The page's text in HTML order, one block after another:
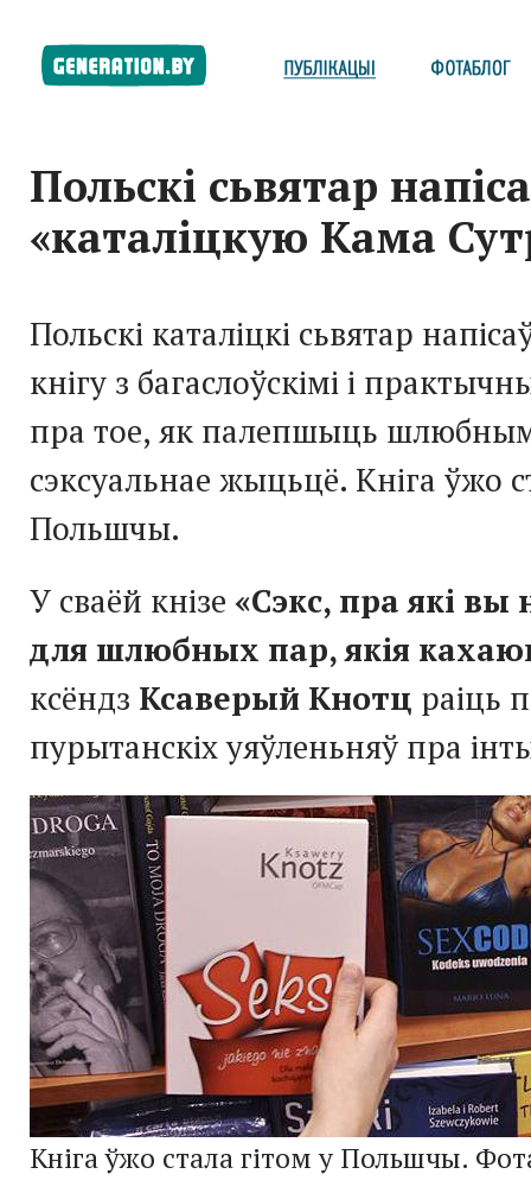
Польскі сьвятар
«каталіцкую Кама
Польскі каталіцкі сьвятар
кнігу з багаслоўскімі і
пра тое, як палепшыць
сэксуальнае жыцьцё. Кніга ўжо
Польшчы.
У сваёй кнізе «Сэкс, пра які вы
для шлюбных пар, якія
ксёндз Ксаверый Кнотц раіць
пурытанскіх уяўленьняў пра
Кніга ўжо стала гітом у Польшчы.